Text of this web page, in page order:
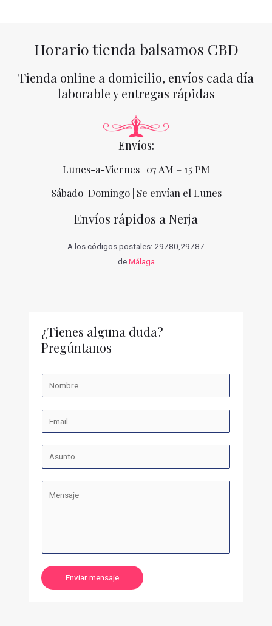
Horario tienda balsamos CBD
Tienda online a domicilio, envíos cada día
laborable y entregas rápidas
Envíos:
Lunes-a-Viernes | 07 AM – 15 PM
Sábado-Domingo | Se envían el Lunes
Envíos rápidos a Nerja
A los códigos postales: 29780,29787
deMálaga
¿Tienes alguna duda?
Pregúntanos
Enviar mensaje